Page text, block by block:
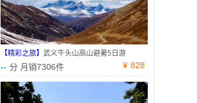
【精彩之旅】 武义牛头山高山避暑5日游
-- 分 月销7306件 ¥ 828